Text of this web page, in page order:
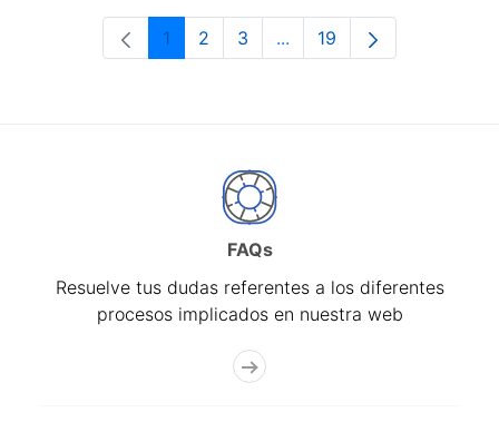
Página
1 Página
2 Página
3 ...Páginas intermedias Use
Página
19
FAQs
Resuelve tus dudas referentes a los diferentes
procesos implicados en nuestra web